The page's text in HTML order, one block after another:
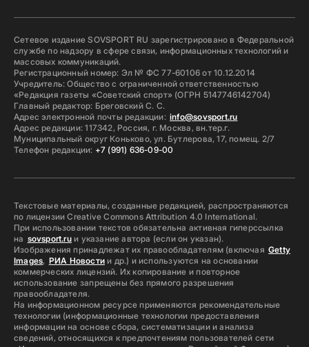
Сетевое издание SOVSPORT RU зарегистрировано в Федеральной
службе по надзору в сфере связи, информационных технологий и
массовых коммуникаций.
Регистрационный номер: Эл № ФС 77-60106 от 10.12.2014
Учредитель: Общество с ограниченной ответственностью
«Редакция газеты «Советский спорт» (ОГРН 5147746142704)
Главный редактор: Бреговский С. С.
Адрес электронной почты редакции: info@sovsport.ru
Адрес редакции: 117342, Россия, г. Москва, вн.тер.г.
Муниципальный округ Коньково, ул. Бутлерова, 17, помещ. 2/7
Телефон редакции: +7 (991) 636-09-00
Текстовые материалы, созданные редакцией, распространяются
по лицензии Creative Commons Attribution 4.0 International.
При использовании текстов обязательна активная гиперссылка
на sovsport.ruи указание автора (если он указан).
Изображения принадлежат их правообладателям (включая Getty
Images, РИА Новостии др.) и используются на основании
коммерческих лицензий. Их копирование и повторное
использование запрещены без прямого разрешения
правообладателя.
На информационном ресурсе применяются рекомендательные
технологии (информационные технологии предоставления
информации на основе сбора, систематизации и анализа
сведений, относящихся к предпочтениям пользователей сети